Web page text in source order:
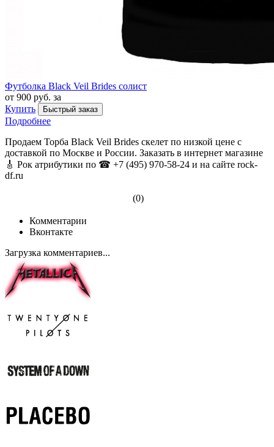
Футболка Black Veil Brides солист
от 900 руб. за
Купить
Быстрый заказ
Подробнее
Продаем Торба Black Veil Brides скелет по низкой цене с
доставкой по Москве и России. Заказать в интернет магазине
🎸 Рок атрибутики по ☎ +7 (495) 970-58-24 и на сайте rock-
df.ru
(0)
Комментарии
Вконтакте
Загрузка комментариев...